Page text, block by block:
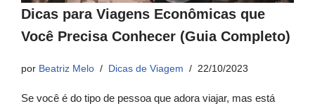
Dicas para Viagens Econômicas que
Você Precisa Conhecer (Guia Completo)
por Beatriz Melo Dicas de Viagem 22/10/2023
Se você é do tipo de pessoa que adora viajar, mas está